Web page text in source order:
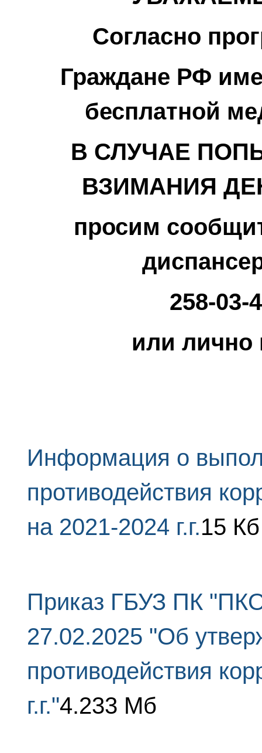
Согласно
Граждане РФ
бесплатной
В СЛУЧАЕ
ВЗИМАНИЯ
просим
258-03-
или лично
Информация о
противодействия
на 2021-2024 г.г.15 Кб
Приказ ГБУЗ ПК
27.02.2025 "Об
противодействия
г.г."4.233 Мб